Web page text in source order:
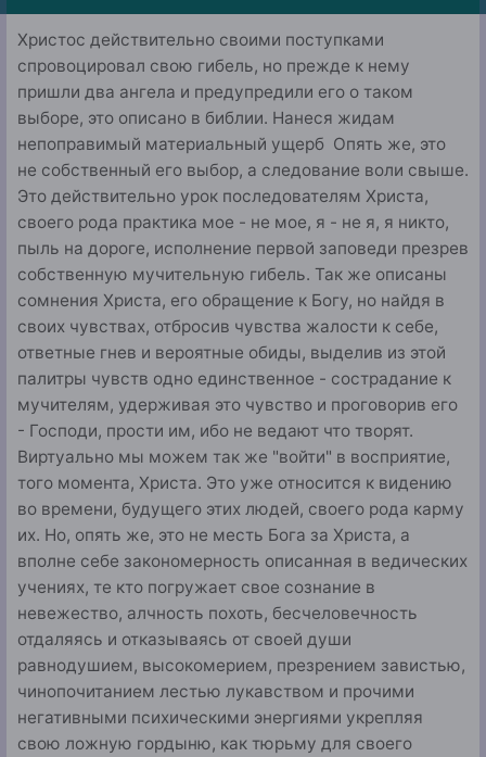
Христос действительно своими поступками
спровоцировал свою гибель, но прежде к нему
пришли два ангела и предупредили его о таком
выборе, это описано в библии. Нанеся жидам
непоправимый материальный ущерб Опять же, это
не собственный его выбор, а следование воли свыше.
Это действительно урок последователям Христа,
своего рода практика мое - не мое, я - не я, я никто,
пыль на дороге, исполнение первой заповеди презрев
собственную мучительную гибель. Так же описаны
сомнения Христа, его обращение к Богу, но найдя в
своих чувствах, отбросив чувства жалости к себе,
ответные гнев и вероятные обиды, выделив из этой
палитры чувств одно единственное - сострадание к
мучителям, удерживая это чувство и проговорив его
- Господи, прости им, ибо не ведают что творят.
Виртуально мы можем так же "войти" в восприятие,
того момента, Христа. Это уже относится к видению
во времени, будущего этих людей, своего рода карму
их. Но, опять же, это не месть Бога за Христа, а
вполне себе закономерность описанная в ведических
учениях, те кто погружает свое сознание в
невежество, алчность похоть, бесчеловечность
отдаляясь и отказываясь от своей души
равнодушием, высокомерием, презрением завистью,
чинопочитанием лестью лукавством и прочими
негативными психическими энергиями укрепляя
свою ложную гордыню, как тюрьму для своего